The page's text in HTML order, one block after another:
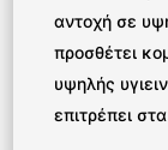
αντοχή σε
προσθέτει
υψηλής
επιτρέπει